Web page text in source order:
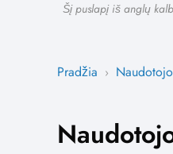
Šį puslapį iš anglų
Pradžia ›